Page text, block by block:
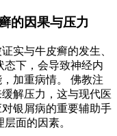
的因果与压力
实与牛皮癣的发生、
态下，会导致神经内
加重病情。 佛教注
解压力，这与现代医
银屑病的重要辅助手
面的因素。